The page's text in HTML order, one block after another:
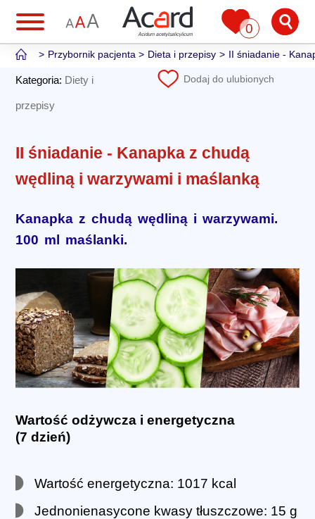
0
Przybornik pacjenta Dieta i przepisy II śniadanie -
Kategoria: Diety i
przepisy
Dodaj do ulubionych
II śniadanie - Kanapka z chudą
wędliną i warzywami i maślanką
Kanapka z chudą wędliną i warzywami.
100 ml maślanki.
Wartość odżywcza i energetyczna
(7 dzień)
Wartość energetyczna: 1017 kcal
Jednonienasycone kwasy tłuszczowe: 15 g